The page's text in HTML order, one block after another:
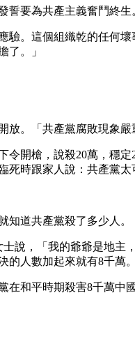
要為共產主義奮鬥終
驗。這個組織乾的任何
了。」
。「共產黨腐敗現象嚴
開槍，說殺20萬，穩
時跟家人說：共產黨太
知道共產黨殺了多少人。
說，「我的爺爺是地
的人數加起來就有8千萬。
在和平時期殺害8千萬